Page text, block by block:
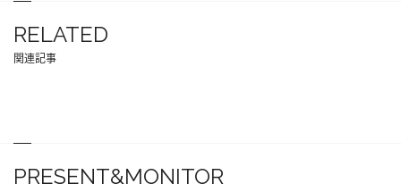
RELATED
関連記事
PRESENT&MONITOR